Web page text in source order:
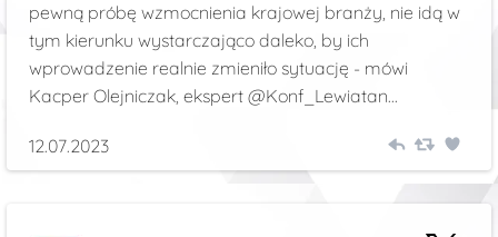
pewną próbę wzmocnienia krajowej branży, nie idą w
tym kierunku wystarczająco daleko, by ich
wprowadzenie realnie zmieniło sytuację - mówi
Kacper Olejniczak, ekspert @Konf_Lewiatan...
12.07.2023